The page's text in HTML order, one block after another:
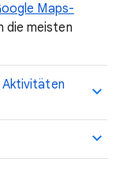
Maps-
die meisten